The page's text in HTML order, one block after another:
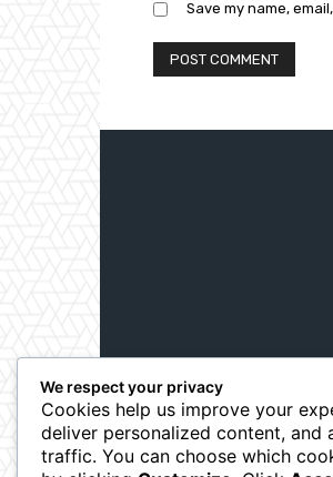
Save my name,
We respect your privacy
Cookies help us improve your
deliver personalized content, and
traffic. You can choose which